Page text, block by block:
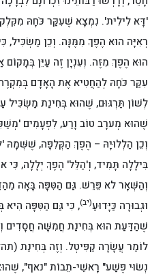
'דָּא לִילִית'. נִמְצָא שֶׁעִקַּר כֹּחָהּ
רְאִיָּה הוּא הֶפֶךְ מִמֶּנָּה. וְכֵן מַשְׂכִּיל,
הוּא הֶפֶךְ מִזֶּה. וְעִנְיָן זֶה עַיֵּן
עִקַּר כֹּחָהּ לְהַחֲטִיא אֶת הָאָדָם
לְשׁוֹן תַּרְגּוּם, שֶׁהוּא בְּחִינַת מַשְׂכִּיל
שֶׁהוּא מְערָב טוֹב וָרַע, לִפְעָמִים
וְכֵן הַלְלוּיָהּ – הֶפֶךְ הַקְּלִפָּה, שֶׁשְּׁמָהּ
בִּילָלָה תָּמִיד, וְ'הַלֵּל' הֶפֶךְ יְלָלָה, כִּי
וְהַשְּׁאָר לא פֵּרֵשׁ. גַּם הַטִּפָּה בָּאָה
וּגְבוּרָה כַּיָּדוּעַ(יב), כִּי גַּם הַטִּפָּה הִיא
שֶׁהַדַּעַת הוּא בְּחִינַת חֲמִשָּׁה חֲסָדִים
לוֹמַר עֲשָׂרָה קַפִּיטְל. וְזֶה בְּחִינַת
נְשׂוּי פֶּשַׁע" רָאשֵׁי-תֵבוֹת "נאף",